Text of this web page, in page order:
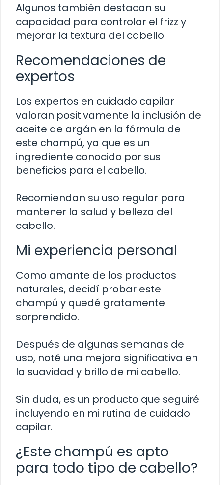
Algunos también destacan su
capacidad para controlar el frizz y
mejorar la textura del cabello.
Recomendaciones de
expertos
Los expertos en cuidado capilar
valoran positivamente la inclusión de
aceite de argán en la fórmula de
este champú, ya que es un
ingrediente conocido por sus
beneficios para el cabello.
Recomiendan su uso regular para
mantener la salud y belleza del
cabello.
Mi experiencia personal
Como amante de los productos
naturales, decidí probar este
champú y quedé gratamente
sorprendido.
Después de algunas semanas de
uso, noté una mejora significativa en
la suavidad y brillo de mi cabello.
Sin duda, es un producto que seguiré
incluyendo en mi rutina de cuidado
capilar.
¿Este champú es apto
para todo tipo de cabello?